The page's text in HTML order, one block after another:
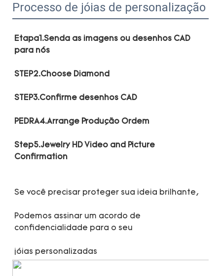
Processo de jóias de personalização
Etapa1.Senda as imagens ou desenhos CAD
Step5.Jewelry HD Video and Picture
Podemos assinar um acordo de